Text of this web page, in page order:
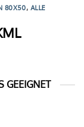
80X50, ALLE
GEEIGNET